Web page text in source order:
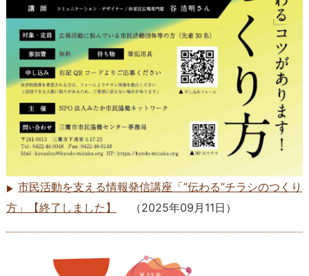
市民活動を支える情報発信講座「”伝わる”チラシのつくり
方」【終了しました】
（2025年09月11日 ）